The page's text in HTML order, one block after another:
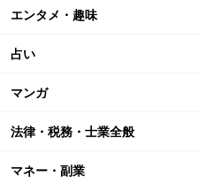
エンタメ・趣味
占い
マンガ
法律・税務・士業全般
マネー・副業